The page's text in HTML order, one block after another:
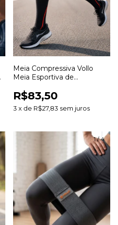
Meia Compressiva Vollo
Meia Esportiva de
Ciclismo Treinos e
Recuperação Muscular
R$83,50
3 x de R$27,83 sem juros
1/4